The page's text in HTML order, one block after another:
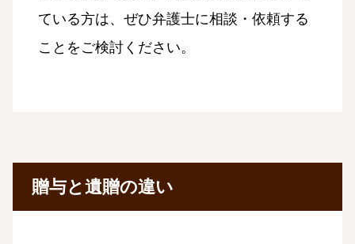
ている方は、ぜひ弁護士に相談・依頼する
ことをご検討ください。
贈与と遺贈の違い